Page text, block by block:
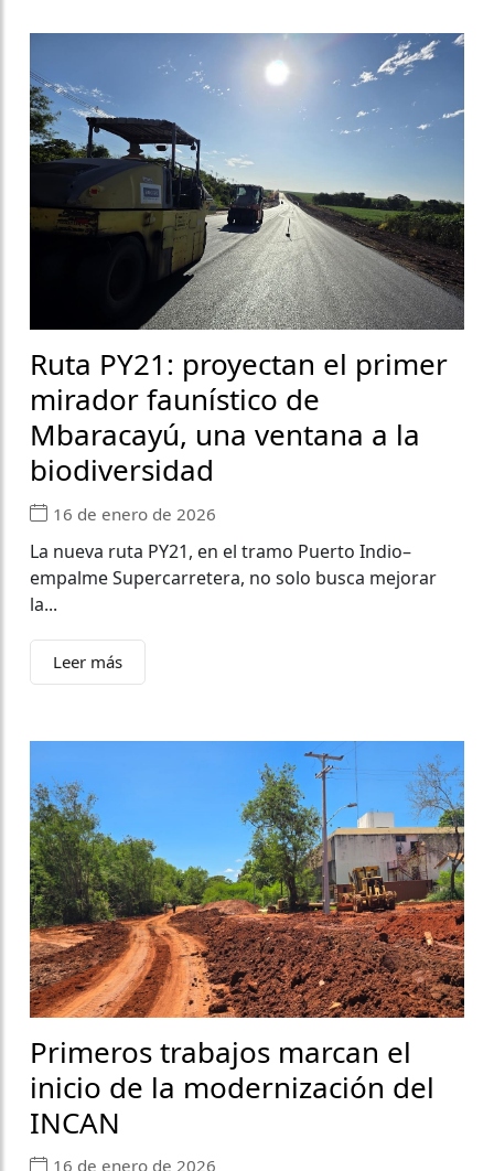
Ruta PY21: proyectan el primer
mirador faunístico de
Mbaracayú, una ventana a la
biodiversidad
16 de enero de 2026
La nueva ruta PY21, en el tramo Puerto Indio–
empalme Supercarretera, no solo busca mejorar
la...
Leer más
Primeros trabajos marcan el
inicio de la modernización del
INCAN
16 de enero de 2026